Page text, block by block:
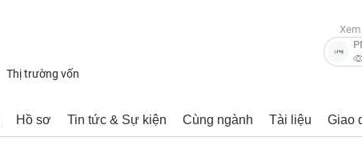
Thị trường vốn
Hồ sơ Tin tức & Sự kiện Cùng ngành Tài liệu Giao